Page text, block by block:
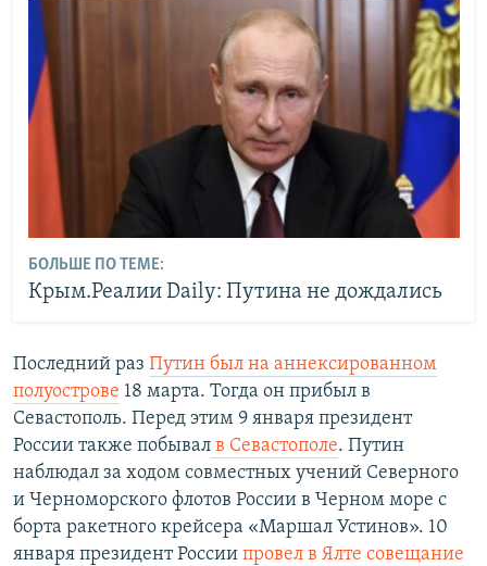
БОЛЬШЕ ПО ТЕМЕ:
Крым.Реалии Daily: Путина не дождались
Последний раз Путин был на аннексированном
полуострове 18 марта. Тогда он прибыл в
Севастополь. Перед этим 9 января президент
России также побывал в Севастополе. Путин
наблюдал за ходом совместных учений Северного
и Черноморского флотов России в Черном море с
борта ракетного крейсера «Маршал Устинов». 10
января президент России провел в Ялте совещание